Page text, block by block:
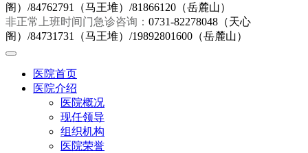
阁）/84762791（马王堆）/81866120（岳麓山）
非正常上班时间门急诊咨询： 0731-82278048（天心
阁）/84731731（马王堆）/19892801600（岳麓山）
医院首页
医院介绍
医院概况
现任领导
组织机构
医院荣誉